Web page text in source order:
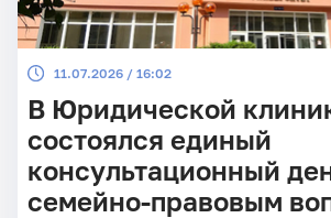
11.07.2026 / 16:02
В Юридической
состоялся единый
консультационный
семейно-правовым